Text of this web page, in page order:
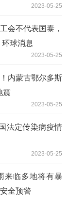
2023-05-25
会不代表国泰，
球消息
2023-05-25
内蒙古鄂尔多斯
震
2023-05-25
法定传染病疫情
2023-05-25
来临多地将有暴
全预警